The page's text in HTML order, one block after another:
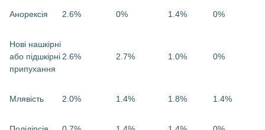
Анорексія 2.6% 0% 1.4% 0%
Нові нашкірні
або підшкірні
припухання
2.6% 2.7% 1.0% 0%
Млявість 2.0% 1.4% 1.8% 1.4%